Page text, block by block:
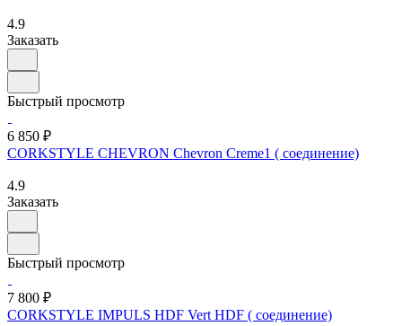
4.9
Заказать
Быстрый просмотр
6 850 ₽
CORKSTYLE CHEVRON Chevron Creme1 ( соединение)
4.9
Заказать
Быстрый просмотр
7 800 ₽
CORKSTYLE IMPULS HDF Vert HDF ( соединение)